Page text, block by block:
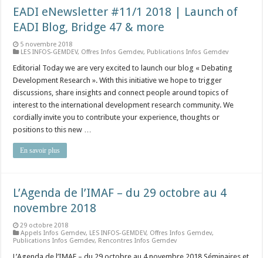
EADI eNewsletter #11/1 2018 | Launch of
EADI Blog, Bridge 47 & more
5 novembre 2018
LES INFOS-GEMDEV, Offres Infos Gemdev, Publications Infos Gemdev
Editorial Today we are very excited to launch our blog « Debating
Development Research ». With this initiative we hope to trigger
discussions, share insights and connect people around topics of
interest to the international development research community. We
cordially invite you to contribute your experience, thoughts or
positions to this new …
En savoir plus
L’Agenda de l’IMAF – du 29 octobre au 4
novembre 2018
29 octobre 2018
Appels Infos Gemdev, LES INFOS-GEMDEV, Offres Infos Gemdev,
Publications Infos Gemdev, Rencontres Infos Gemdev